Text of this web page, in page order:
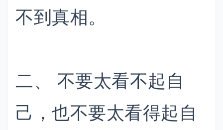
不到真相。
二、 不要太看不起自
己，也不要太看得起自